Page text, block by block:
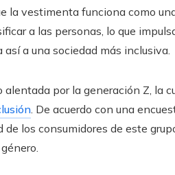
la vestimenta funciona como
a las personas, lo que
a una sociedad más inclusiva.
por la generación Z, la
. De acuerdo con una
los consumidores de este